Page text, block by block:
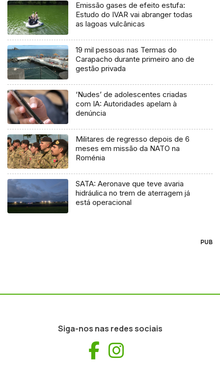
Emissão gases de efeito estufa:
Estudo do IVAR vai abranger todas
as lagoas vulcânicas
19 mil pessoas nas Termas do
Carapacho durante primeiro ano de
gestão privada
‘Nudes’ de adolescentes criadas
com IA: Autoridades apelam à
denúncia
Militares de regresso depois de 6
meses em missão da NATO na
Roménia
SATA: Aeronave que teve avaria
hidráulica no trem de aterragem já
está operacional
PUB
Siga-nos nas redes sociais
Facebook